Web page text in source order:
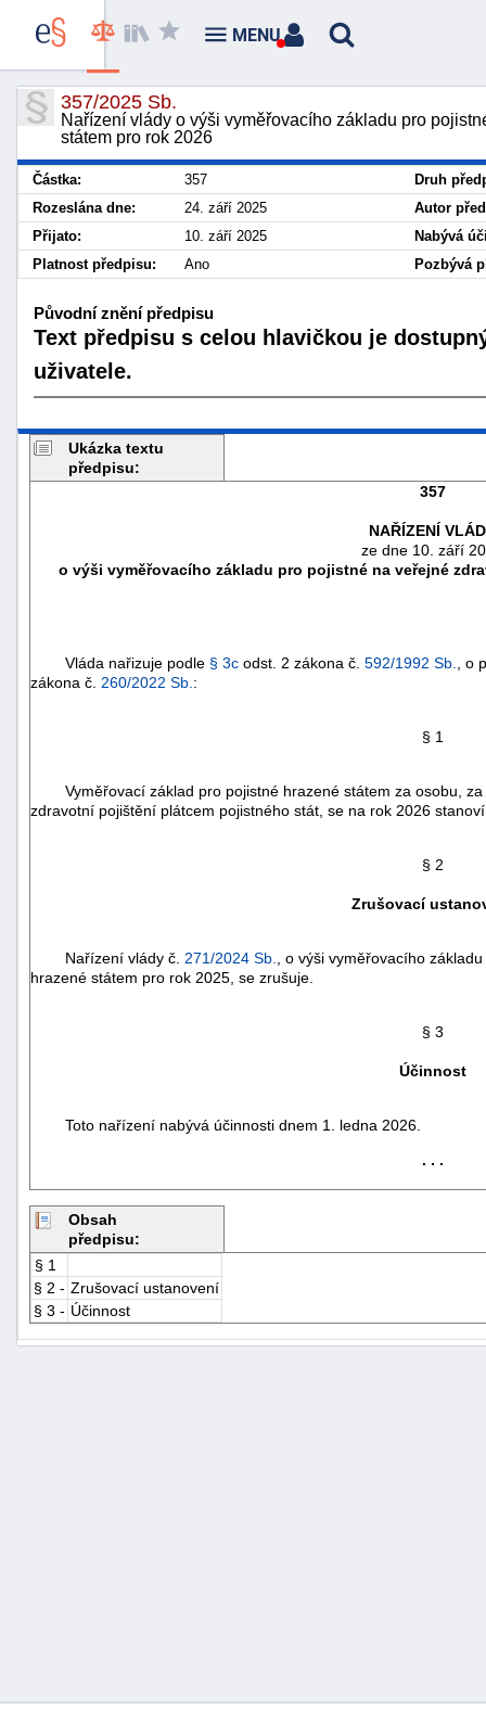
357/2025 Sb.
Nařízení vlády o výši vyměřovacího základu pro
státem pro rok 2026
Částka: 357
Druh
Rozeslána dne:
24. září 2025
Autor
Přijato:
10. září 2025
Nabývá
Platnost předpisu:
Ano Pozbývá
Původní znění předpisu
Text předpisu s celou hlavičkou je
uživatele.
Ukázka textu
předpisu:
357
NAŘÍZENÍ
ze dne 10. září
o výši vyměřovacího základu pro pojistné na veřejné
Vláda nařizuje podle § 3c odst. 2 zákona č. 592/1992 Sb.
, o
zákona č. 260/2022 Sb. :
§ 1
Vyměřovací základ pro pojistné hrazené státem za osobu, za
zdravotní pojištění plátcem pojistného stát, se na rok 2026
§ 2
Zrušovací
Nařízení vlády č. 271/2024 Sb.
, o výši vyměřovacího
hrazené státem pro rok 2025, se zrušuje.
§ 3
Účinnost
Toto nařízení nabývá účinnosti dnem 1. ledna 2026.
. . .
Obsah
předpisu:
§ 1
§ 2 - Zrušovací ustanovení
§ 3 - Účinnost
MENU
náhrady
škody
+náhrady